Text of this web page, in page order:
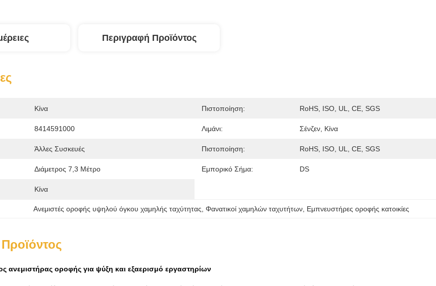
Περιγραφή Προϊόντος
Κίνα Πιστοποίηση: RoHS, ISO, UL, CE, SGS
8414591000 Λιμάνι: Σένζεν, Κίνα
Άλλες Συσκευές Πιστοποίηση: RoHS, ISO, UL, CE, SGS
Διάμετρος 7,3 Μέτρο Εμπορικό Σήμα: DS
Κίνα
Ανεμιστές οροφής υψηλού όγκου χαμηλής ταχύτητας Φανατικοί χαμηλών ταχυτήτων Εμπνευστήρες οροφής κατοικίες
ανεμιστήρας οροφής για ψύξη και εξαερισμό εργαστηρίων